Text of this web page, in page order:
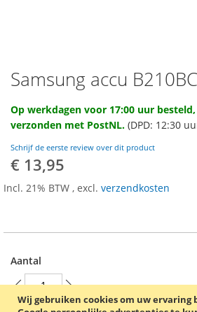
Wij gebruiken cookies om uw ervaring
Ga
naar
het
begin
van
de
afbeeldingen-
gallerij
Samsung accu
Op werkdagen voor 17:00 uur
verzonden met PostNL. (DPD: 12:30
Schrijf de eerste review over dit product
€ 13,95
Incl. 21% BTW , excl. verzendkosten
Aantal